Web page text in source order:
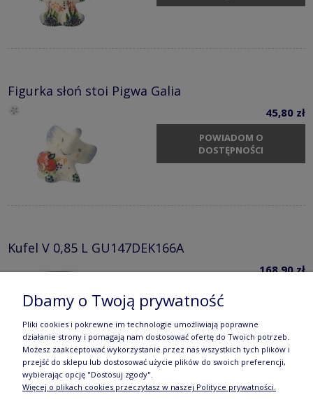
Figurka słoń stoi Pigwa Galia
45,80 zł
POWIADOM O
DOSTĘPNOŚCI
Kufel V 0,85 L GU147DEK166A
168,90 zł
POWIADOM O
DOSTĘPNOŚCI
Dbamy o Twoją prywatność
Pliki cookies i pokrewne im technologie umożliwiają poprawne
działanie strony i pomagają nam dostosować ofertę do Twoich potrzeb.
Możesz zaakceptować wykorzystanie przez nas wszystkich tych plików i
przejść do sklepu lub dostosować użycie plików do swoich preferencji,
wybierając opcję "Dostosuj zgody".
Więcej o plikach cookies przeczytasz w naszej Polityce prywatności.